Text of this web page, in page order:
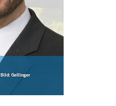
Bild: Gellinger